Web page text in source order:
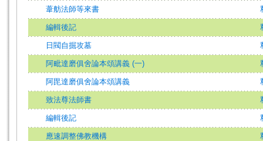
葦舫法師等來書
編輯後記
日閥自掘攻墓
阿毗達磨俱舍論本頌講義 (一)
阿毘達磨俱舍論本頌講義
致法尊法師書
編輯後記
應速調整佛教機構